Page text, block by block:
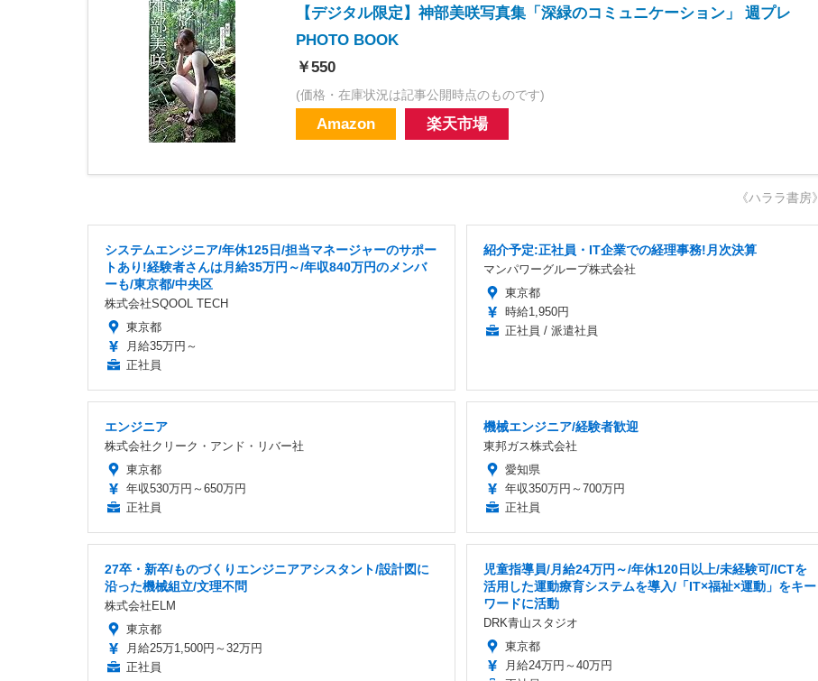
【デジタル限定】神部美咲写真集「深緑のコミュニケーション」 週プレ
PHOTO BOOK
￥550
(価格・在庫状況は記事公開時点のものです)
Amazon 楽天市場
《ハララ書房》
システムエンジニア/年休125日/担当マネージャーのサポー
トあり!経験者さんは月給35万円～/年収840万円のメンバ
ーも/東京都/中央区
株式会社SQOOL TECH
東京都
月給35万円～
正社員
紹介予定:正社員・IT企業での経理事務!月次決算
マンパワーグループ株式会社
東京都
時給1,950円
正社員 / 派遣社員
エンジニア
株式会社クリーク・アンド・リバー社
東京都
年収530万円～650万円
正社員
機械エンジニア/経験者歓迎
東邦ガス株式会社
愛知県
年収350万円～700万円
正社員
27卒・新卒/ものづくりエンジニアアシスタント/設計図に
沿った機械組立/文理不問
株式会社ELM
東京都
月給25万1,500円～32万円
正社員
児童指導員/月給24万円～/年休120日以上/未経験可/ICTを
活用した運動療育システムを導入/「IT×福祉×運動」をキー
ワードに活動
DRK青山スタジオ
東京都
月給24万円～40万円